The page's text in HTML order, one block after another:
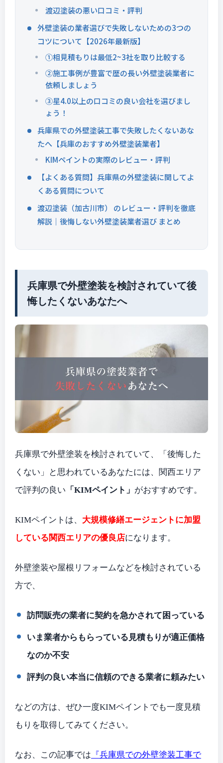
渡辺塗装の悪い口コミ・評判
外壁塗装の業者選びで失敗しないための3つの
コツについて【2026年最新版】
①相見積もりは最低2~3社を取り比較する
②施工事例が豊富で歴の長い外壁塗装業者に
依頼しましょう
③星4.0以上の口コミの良い会社を選びまし
ょう！
兵庫県での外壁塗装工事で失敗したくないあな
たへ【兵庫のおすすめ外壁塗装業者】
KIMペイントの実際のレビュー・評判
【よくある質問】兵庫県の外壁塗装に関してよ
くある質問について
渡辺塗装（加古川市） のレビュー・評判を徹底
解説｜後悔しない外壁塗装業者選び まとめ
兵庫県で外壁塗装を検討されていて後
悔したくないあなたへ
兵庫県で外壁塗装を検討されていて、「後悔した
くない」と思われているあなたには、関西エリア
で評判の良い 「KIMペイント」 がおすすめです。
KIMペイントは、 大規模修繕エージェントに加盟
している関西エリアの優良店になります。
外壁塗装や屋根リフォームなどを検討されている
方で、
訪問販売の業者に契約を急かされて困っている
いま業者からもらっている見積もりが適正価格
なのか不安
評判の良い本当に信頼のできる業者に頼みたい
などの方は、ぜひ一度KIMペイントでも一度見積
もりを取得してみてください。
なお、この記事では 『兵庫県での外壁塗装工事で